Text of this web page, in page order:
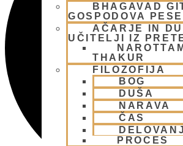
BHAGAVAD
GOSPODOVA
AČARJE IN
UČITELJI IZ
THAKUR
FILOZOFIJA
BOG
DUŠA
NARAVA
ČAS
PROCES